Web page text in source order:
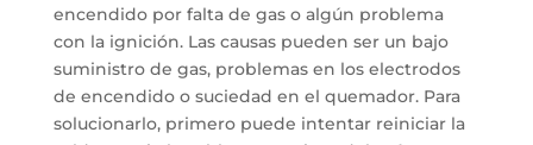
encendido por falta de gas o algún problema
con la ignición. Las causas pueden ser un bajo
suministro de gas, problemas en los electrodos
de encendido o suciedad en el quemador. Para
solucionarlo, primero puede intentar reiniciar la